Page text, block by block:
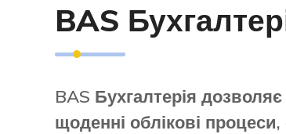
BAS
BAS Бухгалтерія
щоденні облікові